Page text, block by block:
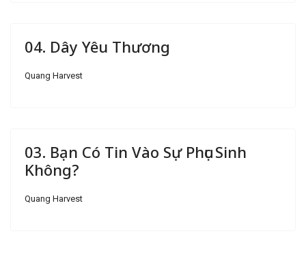
04. Dây Yêu Thương
Quang Harvest
03. Bạn Có Tin Vào Sự Phục Sinh
Không?
Quang Harvest